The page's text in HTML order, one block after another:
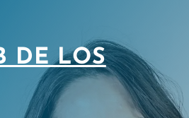
DE LOS